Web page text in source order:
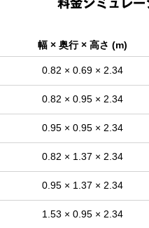
幅 × 奥行 × 高さ (m)
0.82 × 0.69 × 2.34
0.82 × 0.95 × 2.34
0.95 × 0.95 × 2.34
0.82 × 1.37 × 2.34
0.95 × 1.37 × 2.34
1.53 × 0.95 × 2.34